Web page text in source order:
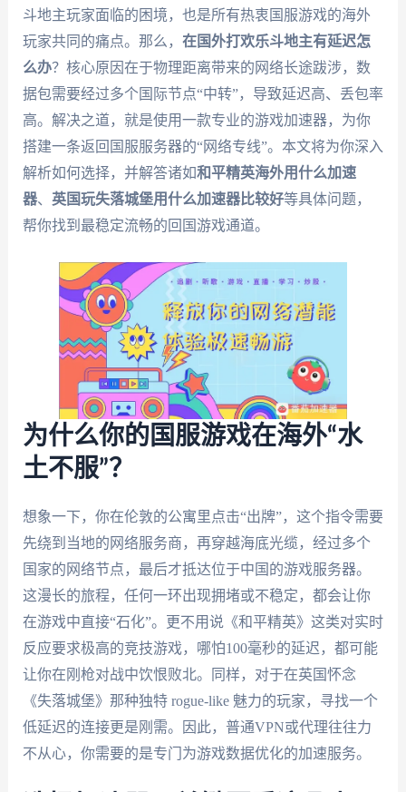
斗地主玩家面临的困境，也是所有热衷国服游戏的海外
玩家共同的痛点。那么， 在国外打欢乐斗地主有延迟怎
么办？核心原因在于物理距离带来的网络长途跋涉，数
据包需要经过多个国际节点“中转”，导致延迟高、丢包率
高。解决之道，就是使用一款专业的游戏加速器，为你
搭建一条返回国服服务器的“网络专线”。本文将为你深入
解析如何选择，并解答诸如和平精英海外用什么加速
器、 英国玩失落城堡用什么加速器比较好等具体问题，
帮你找到最稳定流畅的回国游戏通道。
为什么你的国服游戏在海外“水
土不服”？
想象一下，你在伦敦的公寓里点击“出牌”，这个指令需要
先绕到当地的网络服务商，再穿越海底光缆，经过多个
国家的网络节点，最后才抵达位于中国的游戏服务器。
这漫长的旅程，任何一环出现拥堵或不稳定，都会让你
在游戏中直接“石化”。更不用说《和平精英》这类对实时
反应要求极高的竞技游戏，哪怕100毫秒的延迟，都可能
让你在刚枪对战中饮恨败北。同样，对于在英国怀念
《失落城堡》那种独特 rogue-like 魅力的玩家，寻找一个
低延迟的连接更是刚需。因此，普通VPN或代理往往力
不从心，你需要的是专门为游戏数据优化的加速服务。